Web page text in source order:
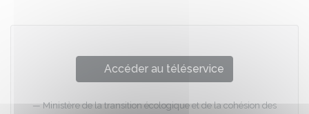
Accéder au téléservice
Ministère de la transition écologique et de la cohésion des